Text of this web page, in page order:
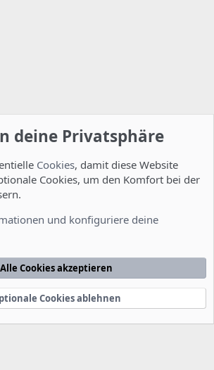
Datenschutzerklärung
® © 2010-2022 XenForo Ltd.
deine Privatsphäre
Cookies, damit diese Website
Cookies, um den Komfort bei der
und konfiguriere deine
Alle Cookies akzeptieren
Cookies ablehnen